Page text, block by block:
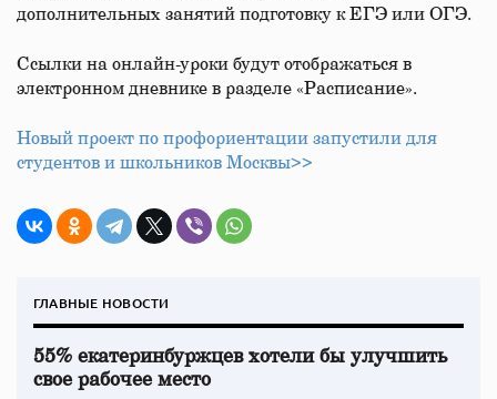
дополнительных занятий подготовку к ЕГЭ или ОГЭ.
Ссылки на онлайн-уроки будут отображаться в
электронном дневнике в разделе «Расписание». ​
Новый проект по профориентации запустили для
студентов и школьников Москвы>>
ГЛАВНЫЕ НОВОСТИ
55% екатеринбуржцев хотели бы улучшить
свое рабочее место